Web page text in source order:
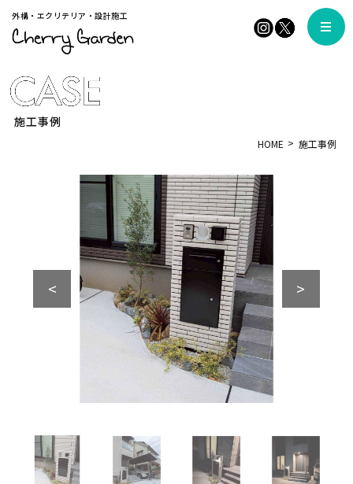
外構・エクリテリア・設計施工
施工事例
HOME 施工事例
< >